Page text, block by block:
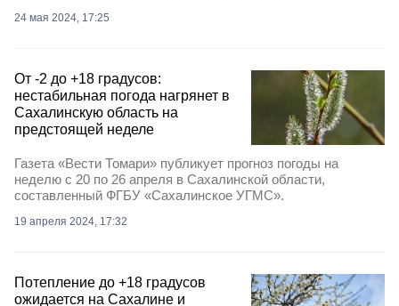
24 мая 2024, 17:25
От -2 до +18 градусов:
нестабильная погода нагрянет в
Сахалинскую область на
предстоящей неделе
Газета «Вести Томари» публикует прогноз погоды на
неделю с 20 по 26 апреля в Сахалинской области,
составленный ФГБУ «Сахалинское УГМС».
19 апреля 2024, 17:32
Потепление до +18 градусов
ожидается на Сахалине и